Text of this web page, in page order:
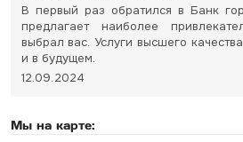
В первый раз обратился в Банк
предлагает наиболее
выбрал вас. Услуги высшего
и в будущем.
12.09.2024
Мы на карте: